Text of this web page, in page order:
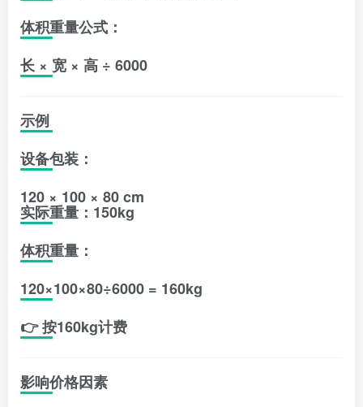
体积重量公式：
长 × 宽 × 高 ÷ 6000
示例
设备包装：
120 × 100 × 80 cm
实际重量：150kg
体积重量：
120×100×80÷6000 = 160kg
👉 按160kg计费
影响价格因素